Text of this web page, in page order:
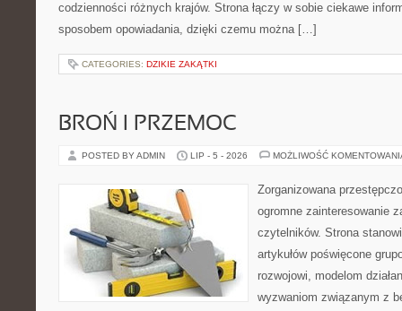
codzienności różnych krajów. Strona łączy w sobie ciekawe
sposobem opowiadania, dzięki czemu można […]
CATEGORIES: DZIKIE ZAKĄTKI
BROŃ I PRZEMOC
POSTED BY ADMIN LIP - 5 - 2026 MOŻLIWOŚĆ
Zorganizowana
ogromne zainteresowanie
czytelników. Strona
artykułów poświęcone
rozwojowi, modelom
wyzwaniom związanym z